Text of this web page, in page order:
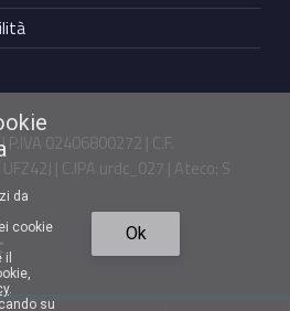
02406800272 | C.F.
| C.IPA urdc_027 | Ateco: S
Torna in cima ↑
da
cookie
.
su
Ok